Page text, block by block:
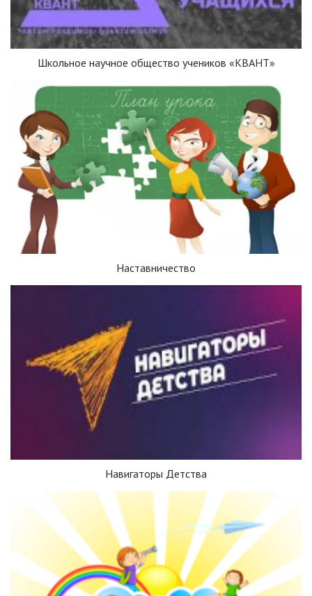
Школьное научное общество учеников «КВАНТ»
Наставничество
Навигаторы Детства